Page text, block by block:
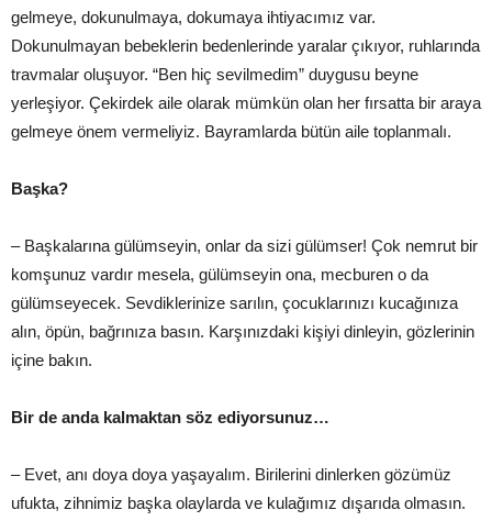
gelmeye, dokunulmaya, dokumaya ihtiyacımız var.
Dokunulmayan bebeklerin bedenlerinde yaralar çıkıyor, ruhlarında
travmalar oluşuyor. “Ben hiç sevilmedim” duygusu beyne
yerleşiyor. Çekirdek aile olarak mümkün olan her fırsatta bir araya
gelmeye önem vermeliyiz. Bayramlarda bütün aile toplanmalı.
Başka?
– Başkalarına gülümseyin, onlar da sizi gülümser! Çok nemrut bir
komşunuz vardır mesela, gülümseyin ona, mecburen o da
gülümseyecek. Sevdiklerinize sarılın, çocuklarınızı kucağınıza
alın, öpün, bağrınıza basın. Karşınızdaki kişiyi dinleyin, gözlerinin
içine bakın.
Bir de anda kalmaktan söz ediyorsunuz…
– Evet, anı doya doya yaşayalım. Birilerini dinlerken gözümüz
ufukta, zihnimiz başka olaylarda ve kulağımız dışarıda olmasın.